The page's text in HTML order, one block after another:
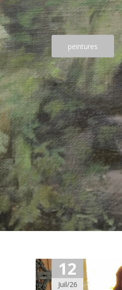
peintures
12
Juil/26